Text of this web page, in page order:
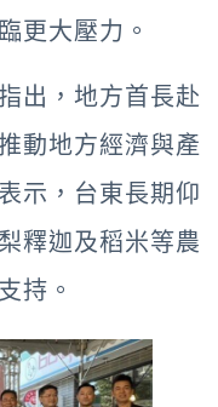
更大壓力。
出，地方首長赴
動地方經濟與產
示，台東長期仰
釋迦及稻米等農
持。